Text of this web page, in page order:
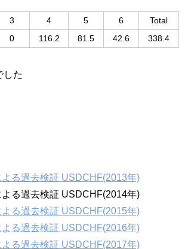
3 4 5 6
Total
0 116.2 81.5 42.6 338.4
した
よる過去検証 USDCHF(2013年)
よる過去検証 USDCHF(2014年)
よる過去検証 USDCHF(2015年)
よる過去検証 USDCHF(2016年)
よる過去検証 USDCHF(2017年)